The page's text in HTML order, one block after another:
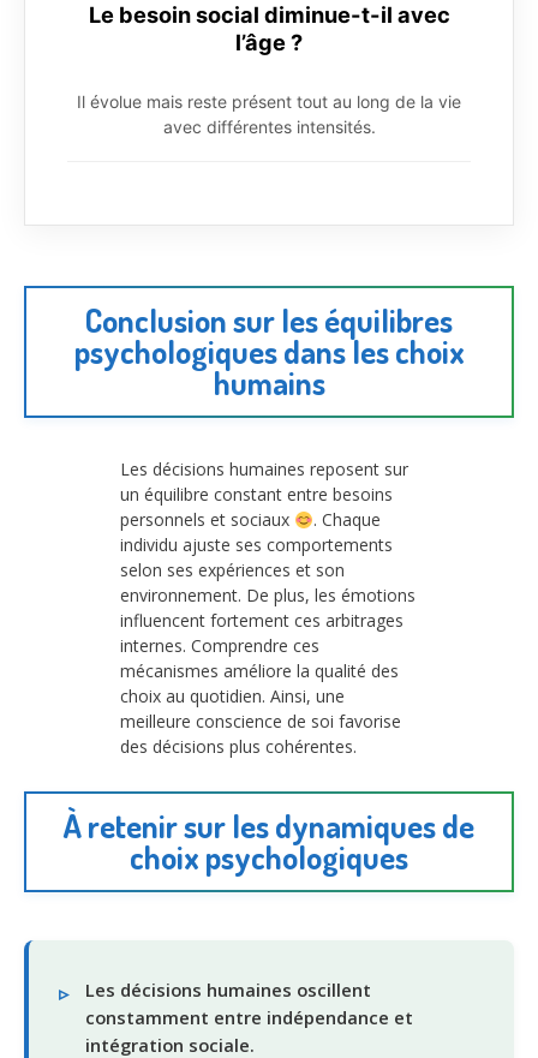
Le besoin social diminue-t-il avec
l’âge ?
Il évolue mais reste présent tout au long de la vie
avec différentes intensités.
Conclusion sur les équilibres
psychologiques dans les choix
humains
Les décisions humaines reposent sur
un équilibre constant entre besoins
personnels et sociaux
. Chaque
individu ajuste ses comportements
selon ses expériences et son
environnement. De plus, les émotions
influencent fortement ces arbitrages
internes. Comprendre ces
mécanismes améliore la qualité des
choix au quotidien. Ainsi, une
meilleure conscience de soi favorise
des décisions plus cohérentes.
À retenir sur les dynamiques de
choix psychologiques
Les décisions humaines oscillent
constamment entre indépendance et
intégration sociale.